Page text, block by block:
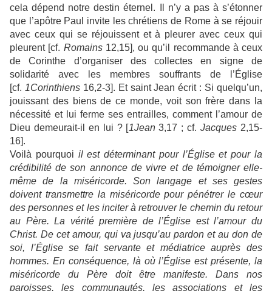
cela dépend notre destin éternel. Il n’y a pas à s’étonner
que l’apôtre Paul invite les chrétiens de Rome à se réjouir
avec ceux qui se réjouissent et à pleurer avec ceux qui
pleurent [cf. Romains12,15], ou qu’il recommande à ceux
de Corinthe d’organiser des collectes en signe de
solidarité avec les membres souffrants de l’Église
[cf. 1Corinthiens16,2-3]. Et saint Jean écrit : Si quelqu’un,
jouissant des biens de ce monde, voit son frère dans la
nécessité et lui ferme ses entrailles, comment l’amour de
Dieu demeurait-il en lui ? [1Jean3,17 ; cf.Jacques 2,15-
16].
Voilà pourquoi il est déterminant pour l’Église et pour la
crédibilité de son annonce de vivre et de témoigner elle-
même de la miséricorde. Son langage et ses gestes
doivent transmettre la miséricorde pour pénétrer le cœur
des personnes et les inciter à retrouver le chemin du retour
au Père. La vérité première de l’Église est l’amour du
Christ. De cet amour, qui va jusqu’au pardon et au don de
soi, l’Église se fait servante et médiatrice auprès des
hommes. En conséquence, là où l’Église est présente, la
miséricorde du Père doit être manifeste. Dans nos
paroisses, les communautés, les associations et les